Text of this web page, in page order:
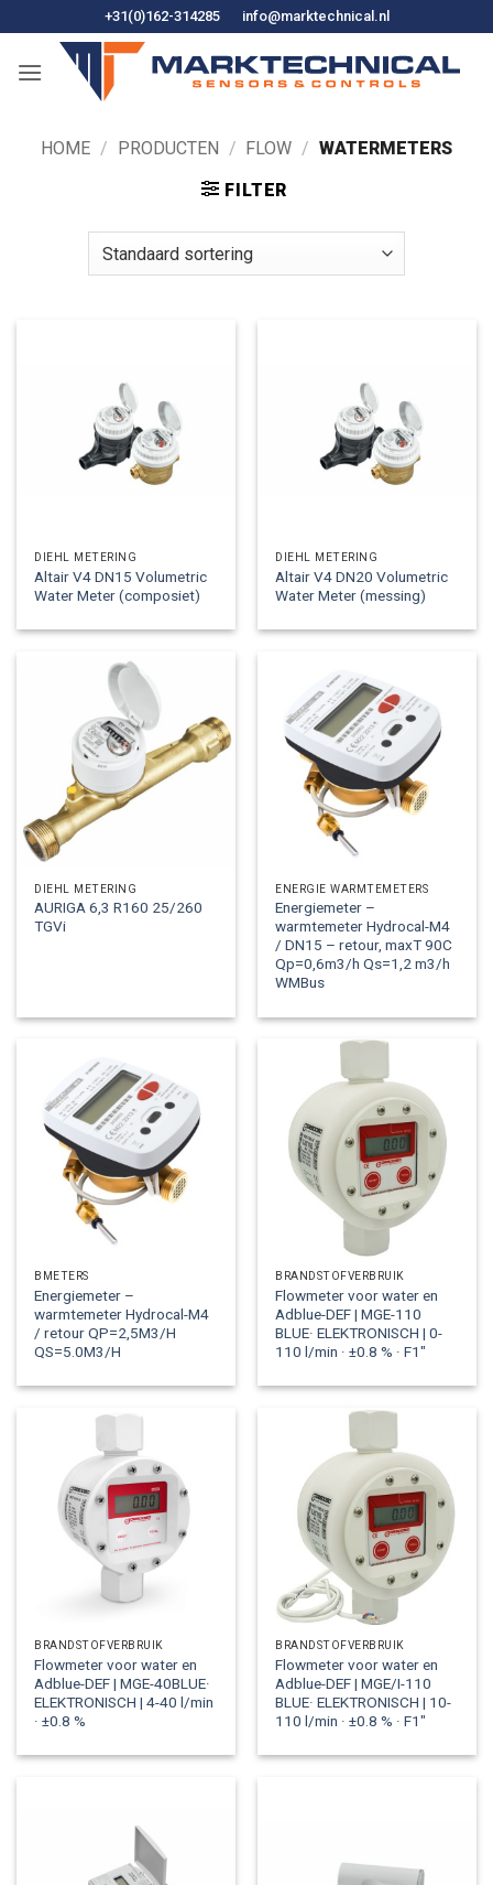
naar
+31(0)162-314285 info@marktechnical.nl
HOME / PRODUCTEN / FLOW / WATERMETERS
FILTER
DIEHL METERING
Altair V4 DN15 Volumetric
Water Meter (composiet)
DIEHL METERING
Altair V4 DN20 Volumetric
Water Meter (messing)
DIEHL METERING
AURIGA 6,3 R160 25/260
TGVi
ENERGIE WARMTEMETERS
Energiemeter –
warmtemeter Hydrocal-M4
/ DN15 – retour, maxT 90C
Qp=0,6m3/h Qs=1,2 m3/h
WMBus
BMETERS
Energiemeter –
warmtemeter Hydrocal-M4
/ retour QP=2,5M3/H
QS=5.0M3/H
BRANDSTOFVERBRUIK
Flowmeter voor water en
Adblue-DEF | MGE-110
BLUE· ELEKTRONISCH | 0-
110 l/min · ±0.8 % · F1″
BRANDSTOFVERBRUIK
Flowmeter voor water en
Adblue-DEF | MGE-40BLUE·
ELEKTRONISCH | 4-40 l/min
· ±0.8 %
BRANDSTOFVERBRUIK
Flowmeter voor water en
Adblue-DEF | MGE/I-110
BLUE· ELEKTRONISCH | 10-
110 l/min · ±0.8 % · F1″